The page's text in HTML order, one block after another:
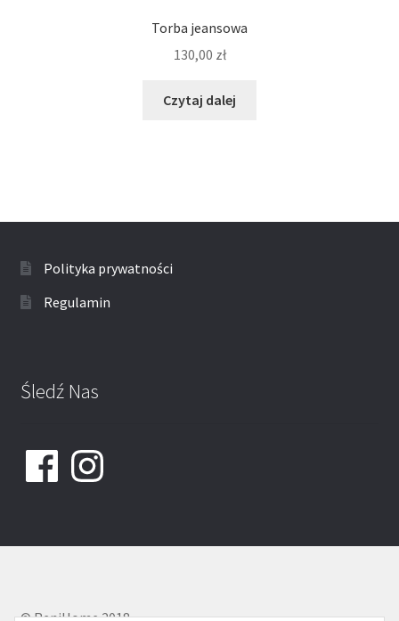
Torba jeansowa
130,00 zł
Czytaj dalej
Polityka prywatności
Regulamin
Śledź Nas
FacebookInstagram
© ReniHome 2018